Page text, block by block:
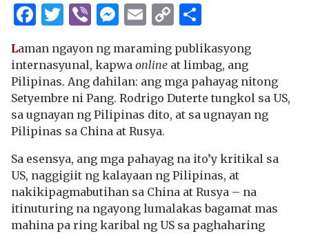
Facebook
Twitter
ViberMessenger
Email
Copy
Link
Laman ngayon ng maraming publikasyong
internasyunal, kapwa online at limbag, ang
Pilipinas. Ang dahilan: ang mga pahayag nitong
Setyembre ni Pang. Rodrigo Duterte tungkol sa US,
sa ugnayan ng Pilipinas dito, at sa ugnayan ng
Pilipinas sa China at Rusya.
Sa esensya, ang mga pahayag na ito’y kritikal sa
US, naggigiit ng kalayaan ng Pilipinas, at
nakikipagmabutihan sa China at Rusya – na
itinuturing na ngayong lumalakas bagamat mas
mahina pa ring karibal ng US sa paghaharing